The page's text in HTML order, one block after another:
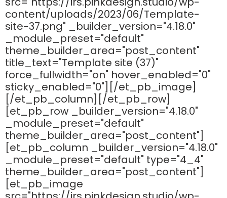
content/uploads/2023/06/Template-
site-37.png" _builder_version="4.18.0"
_module_preset="default"
theme_builder_area="post_content"
title_text="Template site (37)"
force_fullwidth="on" hover_enabled="0"
sticky_enabled="0"][/et_pb_image]
[/et_pb_column][/et_pb_row]
[et_pb_row _builder_version="4.18.0"
_module_preset="default"
theme_builder_area="post_content"]
[et_pb_column _builder_version="4.18.0"
_module_preset="default" type="4_4"
theme_builder_area="post_content"]
[et_pb_image